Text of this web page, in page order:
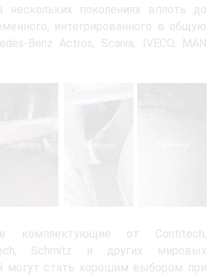
нескольких поколениях вплоть до
интегрированного в общую
Benz Actros, Scania, IVECO, MAN
комплектующие от Contitech,
Schmitz и других мировых
могут стать хорошим выбором при